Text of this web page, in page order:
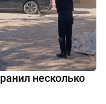
несколько